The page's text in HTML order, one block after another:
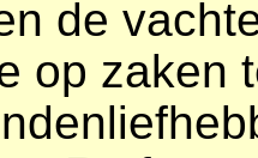
de
op zaken